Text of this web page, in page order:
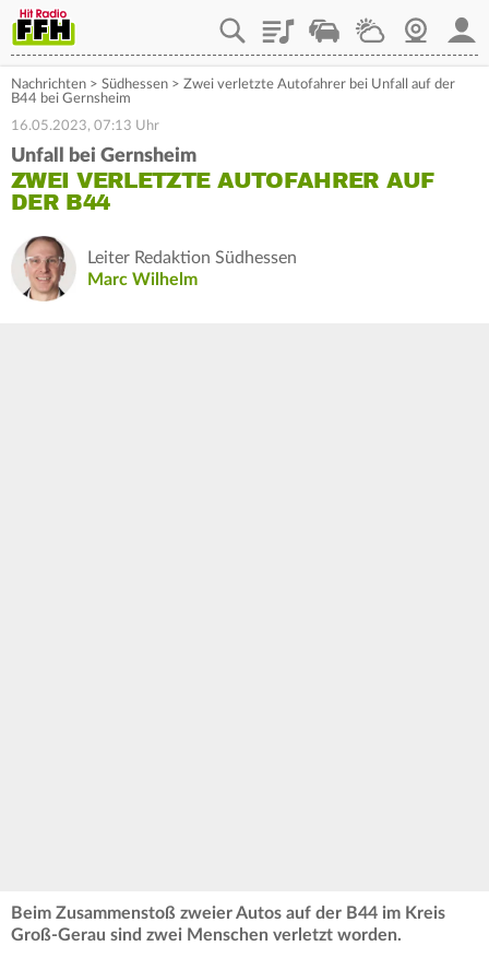
PlaylistStaupilotWetterWebcam
Nachrichten > Südhessen > Zwei verletzte Autofahrer bei Unfall auf der
B44 bei Gernsheim
16.05.2023, 07:13 Uhr
Unfall bei Gernsheim
ZWEI VERLETZTE AUTOFAHRER AUF
DER B44
Leiter Redaktion Südhessen
Marc Wilhelm
Beim Zusammenstoß zweier Autos auf der B44 im Kreis
Groß-Gerau sind zwei Menschen verletzt worden.